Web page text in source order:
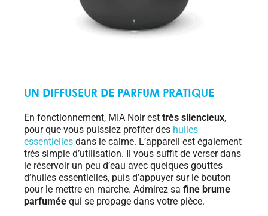
UN DIFFUSEUR DE PARFUM PRATIQUE
En fonctionnement, MIA Noir est très silencieux,
pour que vous puissiez profiter des huiles
essentielles dans le calme. L’appareil est également
très simple d’utilisation. Il vous suffit de verser dans
le réservoir un peu d’eau avec quelques gouttes
d’huiles essentielles, puis d’appuyer sur le bouton
pour le mettre en marche. Admirez sa fine brume
parfumée qui se propage dans votre pièce.